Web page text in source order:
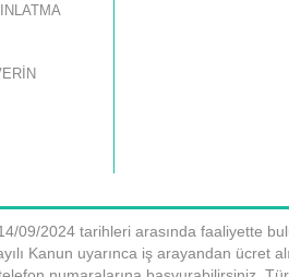
09/2024 tarihleri arasında faaliyette
Kanun uyarınca iş arayandan ücret